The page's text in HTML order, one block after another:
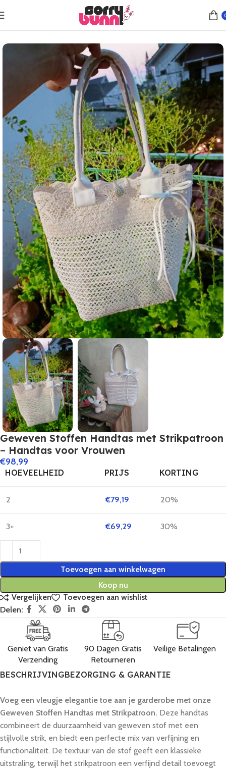
Geweven Stoffen Handtas met Strikpatroon
– Handtas voor Vrouwen
€98,99
HOEVEELHEID PRIJS KORTING
2 €79,19 20%
3+ €69,29 30%
Toevoegen aan winkelwagen
Koop nu
Vergelijken
Toevoegen aan wishlist
Delen:
Geniet van Gratis
Verzending
90 Dagen Gratis
Retourneren
Veilige Betalingen
BESCHRIJVINGBEZORGING & GARANTIE
Voeg een vleugje elegantie toe aan je garderobe met onze
Geweven Stoffen Handtas met Strikpatroon. Deze handtas
combineert de duurzaamheid van geweven stof met een
stijlvolle strik, en biedt een perfecte mix van verfijning en
functionaliteit. De textuur van de stof geeft een klassieke
uitstraling, terwijl het strikpatroon een verfijnd detail toevoegt